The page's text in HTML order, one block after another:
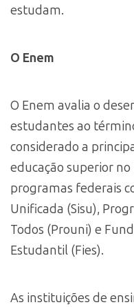
estudam.
O Enem
O Enem avalia o
estudantes ao
considerado a
educação superior
programas federais
Unificada (Sisu),
Todos (Prouni) e
Estudantil (Fies).
As instituições de